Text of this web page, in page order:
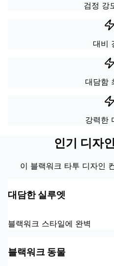
검정 강
대비
대담함
강력한
인기 디자
이 블랙워크 타투 디자인
대담한 실루엣
블랙워크 스타일에 완벽
블랙워크 동물